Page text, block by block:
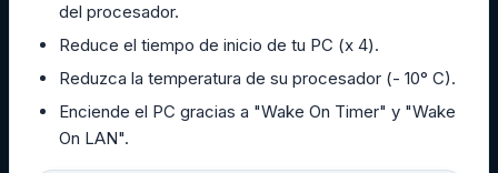
del procesador.
Reduce el tiempo de inicio de tu PC (x 4).
Reduzca la temperatura de su procesador (- 10° C).
Enciende el PC gracias a "Wake On Timer" y "Wake
On LAN".